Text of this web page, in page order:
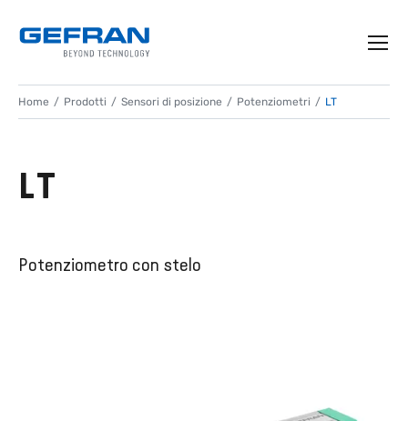
Home Prodotti Sensori di posizione Potenziometri LT
LT
Potenziometro con stelo